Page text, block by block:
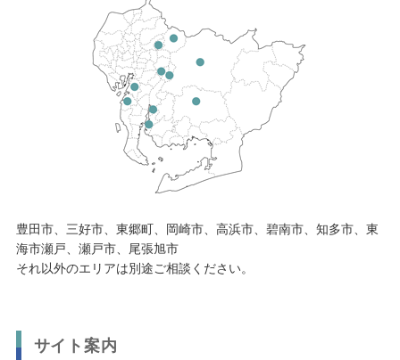
豊田市、三好市、東郷町、岡崎市、高浜市、碧南市、知多市、東
海市瀬戸、瀬戸市、尾張旭市
それ以外のエリアは別途ご相談ください。
サイト案内